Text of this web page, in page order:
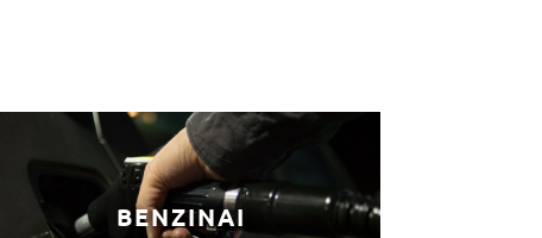
BENZINAI